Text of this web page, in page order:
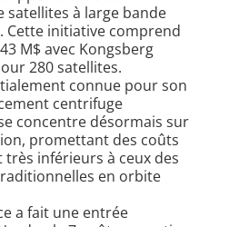
satellites à large bande
Cette initiative comprend
M$ avec Kongsberg
280 satellites.
connue pour son
centrifuge
concentre désormais sur
promettant des coûts
inférieurs à ceux des
en orbite
a fait une entrée